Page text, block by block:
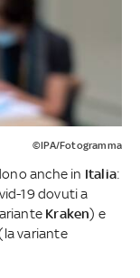
©IPA/Fotogramma
anche in Italia:
19 dovuti a
Kraken) e
variante